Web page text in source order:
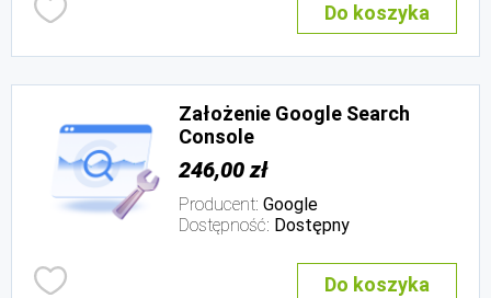
Do koszyka
Założenie Google Search
Console
246,00 zł
Producent: Google
Dostępność: Dostępny
Do koszyka